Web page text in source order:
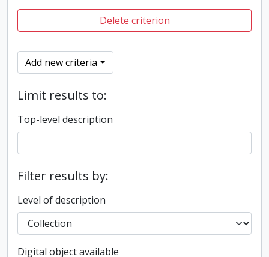
Delete criterion
Add new criteria
Limit results to:
Top-level description
Filter results by:
Level of description
Digital object available